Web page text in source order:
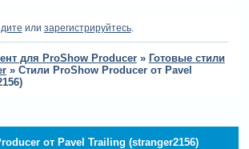
или зарегистрируйтесь.
для ProShow Producer » Готовые стили
» Стили ProShow Producer от Pavel
от Pavel Trailing (stranger2156)